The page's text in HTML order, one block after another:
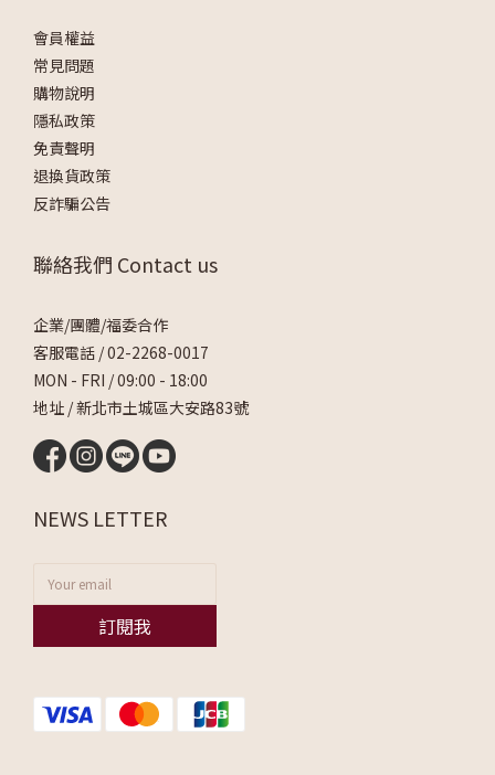
會員權益
常見問題
購物說明
隱私政策
免責聲明
退換貨政策
反詐騙公告
聯絡我們 Contact us
企業/團體/福委合作
客服電話 /02-2268-0017
MON - FRI / 09:00 - 18:00
地址 / 新北市土城區大安路83號
NEWS LETTER
訂閱我